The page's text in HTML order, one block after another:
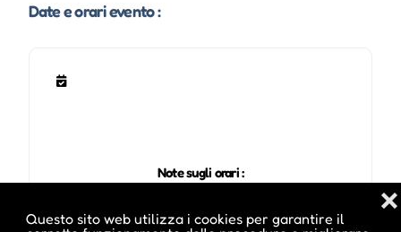
Questo sito web utilizza i cookies per garantire il
❌
Date e orari evento :
Note sugli orari :